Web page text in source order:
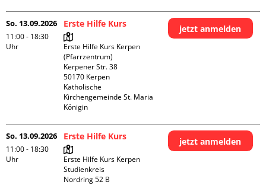
So. 13.09.2026
11:00 - 18:30
Uhr
Erste Hilfe Kurs
Erste Hilfe Kurs Kerpen
(Pfarrzentrum)
Kerpener Str. 38
50170 Kerpen
Katholische
Kirchengemeinde St. Maria
Königin
jetzt anmelden
So. 13.09.2026
11:00 - 18:30
Uhr
Erste Hilfe Kurs
Erste Hilfe Kurs Kerpen
Studienkreis
Nordring 52 B
jetzt anmelden